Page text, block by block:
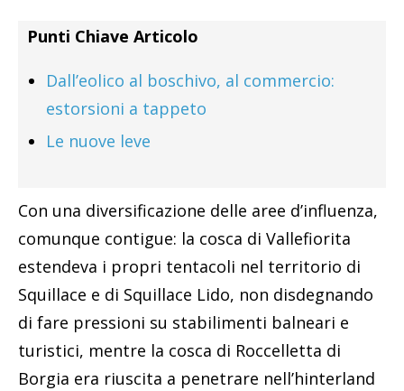
Punti Chiave Articolo
Dall’eolico al boschivo, al commercio:
estorsioni a tappeto
Le nuove leve
Con una diversificazione delle aree d’influenza,
comunque contigue: la cosca di Vallefiorita
estendeva i propri tentacoli nel territorio di
Squillace e di Squillace Lido, non disdegnando
di fare pressioni su stabilimenti balneari e
turistici, mentre la cosca di Roccelletta di
Borgia era riuscita a penetrare nell’hinterland